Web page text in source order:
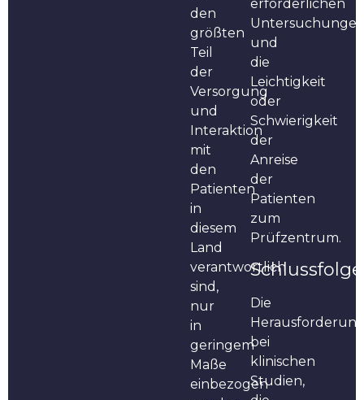
den
größten
Teil
der
Versorgung
und
Interaktion
mit
den
Patienten
in
diesem
Land
verantwortlich
sind,
nur
in
geringem
Maße
einbezogen
erforderlichen
und
die
Leichtigkeit
oder
Schwierigkeit
der
Anreise
der
Patienten
zum
Prüfzentrum.
Die
bei
klinischen
Studien,